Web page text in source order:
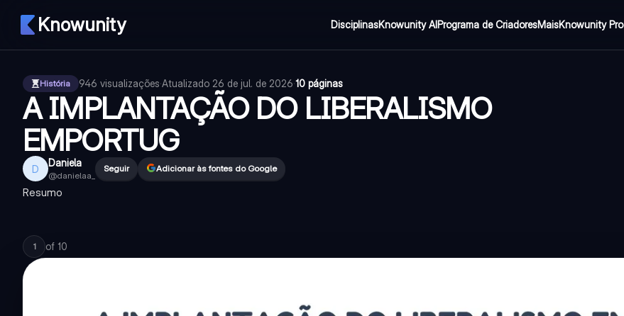
Knowunity DisciplinasKnowunity AIPrograma de CriadoresMaisKnowunity Pro
História 946 visualizações·Atualizado 26 de jul. de 2026·10 páginas
A IMPLANTAÇÃO DO LIBERALISMO
EMPORTUG
D Daniela
@danielaa_
Seguir Adicionar às fontes do Google
Resumo
1 of 10